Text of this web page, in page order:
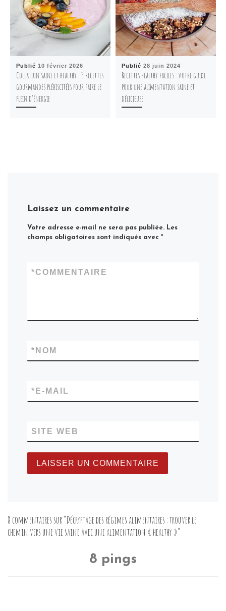
Publié10 février 2026
Collation saine et healthy : 5 recettes
gourmandes plébiscitées pour faire le
plein d’énergie
Publié28 juin 2024
Recettes healthy faciles : votre guide
pour une alimentation saine et
délicieuse
Laissez un commentaire
Votre adresse e-mail ne sera pas publiée. Les
champs obligatoires sont indiqués avec*
COMMENTAIRE
*
NOM
*
E-MAIL
*
SITE WEB
8 commentaires sur “Décryptage des régimes alimentaires : trouver le
chemin vers une vie saine avec une alimentation « healthy »”
8 pings